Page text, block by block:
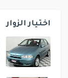
اختيار الزوار